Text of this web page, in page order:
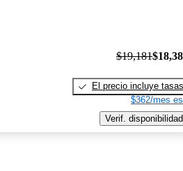
$19,181
El precio incluye tasas
$362/mes
Verif. disponibilidad